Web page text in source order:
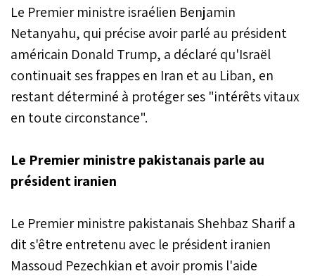
Le Premier ministre israélien Benjamin
Netanyahu, qui précise avoir parlé au président
américain Donald Trump, a déclaré qu'Israël
continuait ses frappes en Iran et au Liban, en
restant déterminé à protéger ses "intérêts vitaux
en toute circonstance".
Le Premier ministre pakistanais parle au
président iranien
Le Premier ministre pakistanais Shehbaz Sharif a
dit s'être entretenu avec le président iranien
Massoud Pezechkian et avoir promis l'aide